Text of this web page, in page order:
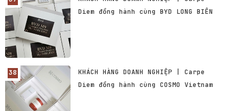
Diem đồng hành cùng BYD LONG BIÊN
KHÁCH HÀNG DOANH NGHIỆP | Carpe
Diem đồng hành cùng COSMO Vietnam